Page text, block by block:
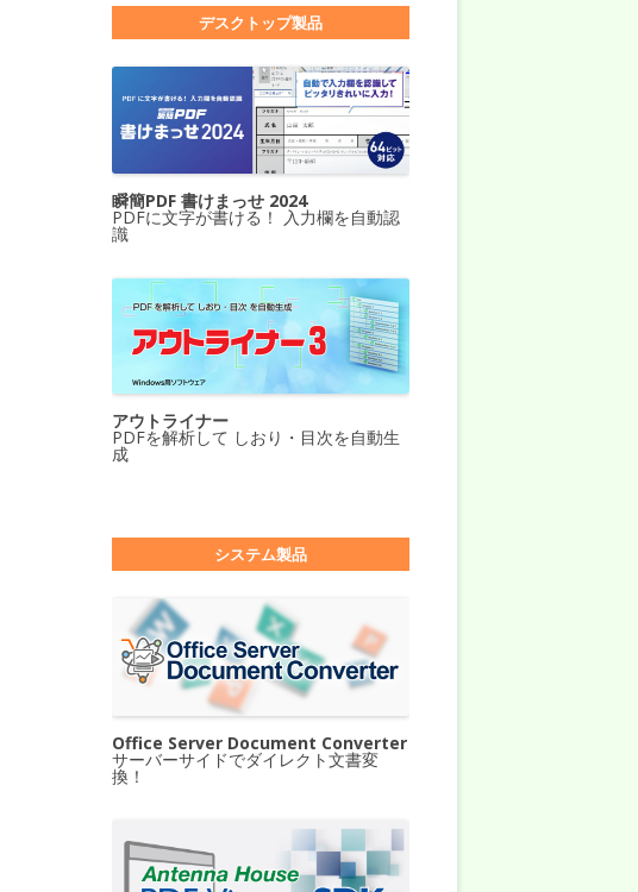
デスクトップ製品
瞬簡PDF 書けまっせ 2024
PDFに文字が書ける！ 入力欄を自動認
識
アウトライナー
PDFを解析して しおり・目次を自動生
成
システム製品
Office Server Document Converter
サーバーサイドでダイレクト文書変
換！